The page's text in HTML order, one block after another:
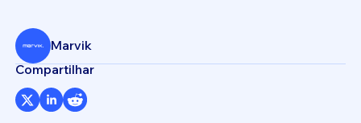
Marvik
Compartilhar